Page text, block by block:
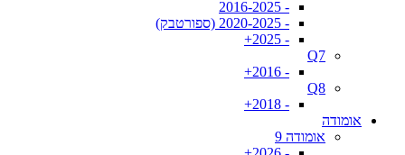
- 2016-2025
- 2020-2025 (ספורטבק)
- 2025+
Q7
- 2016+
Q8
- 2018+
אומודה
אומודה 9